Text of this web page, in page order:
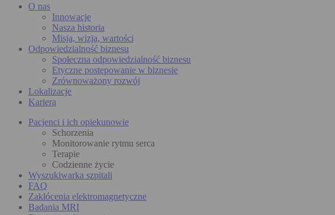
O nas
Innowacje
Nasza historia
Misja, wizja, wartości
Odpowiedzialność biznesu
Społeczna odpowiedzialność biznesu
Etyczne postępowanie w biznesie
Zrównoważony rozwój
Lokalizacje
Kariera
Pacjenci i ich opiekunowie
Schorzenia
Monitorowanie rytmu serca
Terapie
Codzienne życie
Wyszukiwarka szpitali
FAQ
Zakłócenia elektromagnetyczne
Badania MRI